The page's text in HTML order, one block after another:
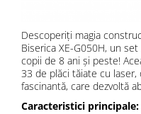
Descoperiți magia
Biserica XE-G050H, un
copii de 8 ani și peste!
33 de plăci tăiate cu
fascinantă, care dezvoltă
Caracteristici principale: